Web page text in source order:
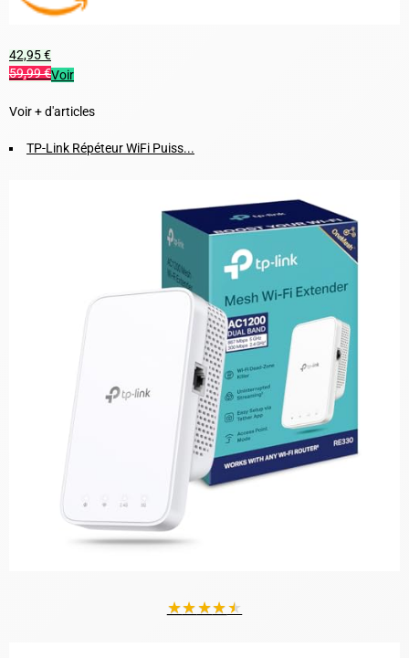
42,95 €
59,99 €Voir
Voir + d'articles
TP-Link Répéteur WiFi Puiss...
★★★★★